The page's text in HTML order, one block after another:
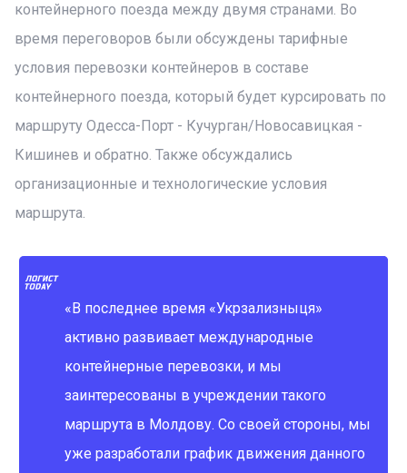
контейнерного поезда между двумя странами. Во
время переговоров были обсуждены тарифные
условия перевозки контейнеров в составе
контейнерного поезда, который будет курсировать по
маршруту Одесса-Порт - Кучурган/Новосавицкая -
Кишинев и обратно. Также обсуждались
организационные и технологические условия
маршрута.
«В последнее время «Укрзализныця»
активно развивает международные
контейнерные перевозки, и мы
заинтересованы в учреждении такого
маршрута в Молдову. Со своей стороны, мы
уже разработали график движения данного